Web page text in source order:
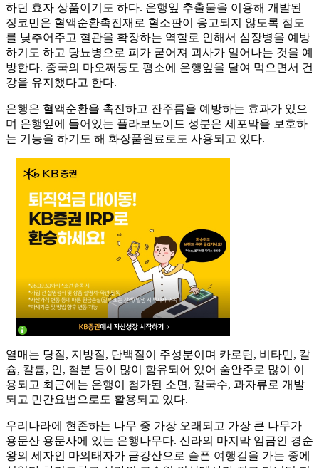
하던 효자 상품이기도 하다. 은행잎 추출물을 이용해 개발된
징코민은 혈액순환촉진재로 혈소판이 응고되지 않도록 점도
를 낮추어주고 혈관을 확장하는 역할로 인해서 심장병을 예방
하기도 하고 당뇨병으로 피가 굳어져 괴사가 일어나는 것을 예
방한다. 중국의 마오쩌둥도 평소에 은행잎을 달여 먹으면서 건
강을 유지했다고 한다.
은행은 혈액순환을 촉진하고 잔주름을 예방하는 효과가 있으
며 은행잎에 들어있는 플라보노이드 성분은 세포막을 보호하
는 기능을 하기도 해 화장품원료로도 사용되고 있다.
열매는 당질, 지방질, 단백질이 주성분이며 카로틴, 비타민, 칼
슘, 칼륨, 인, 철분 등이 많이 함유되어 있어 술안주로 많이 이
용되고 최근에는 은행이 첨가된 소면, 칼국수, 과자류로 개발
되고 민간요법으로도 활용되고 있다.
우리나라에 현존하는 나무 중 가장 오래되고 가장 큰 나무가
용문산 용문사에 있는 은행나무다. 신라의 마지막 임금인 경순
왕의 세자인 마의태자가 금강산으로 슬픈 여행길을 가는 중에